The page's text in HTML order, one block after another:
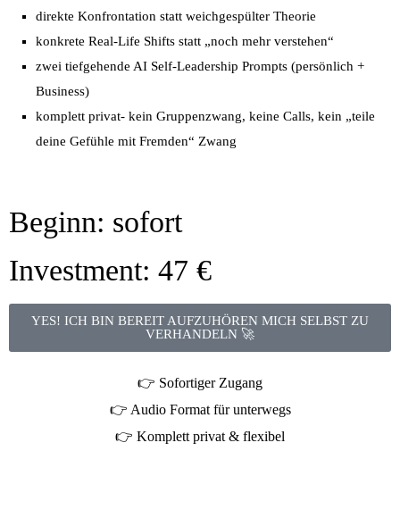
direkte Konfrontation statt weichgespülter Theorie
konkrete Real-Life Shifts statt „noch mehr verstehen“
zwei tiefgehende AI Self-Leadership Prompts (persönlich +
Business)
komplett privat- kein Gruppenzwang, keine Calls, kein „teile
deine Gefühle mit Fremden“ Zwang
Beginn: sofort
Investment: 47 €
YES! ICH BIN BEREIT AUFZUHÖREN MICH SELBST ZU
VERHANDELN 🚀
👉 Sofortiger Zugang
👉 Audio Format für unterwegs
👉 Komplett privat & flexibel